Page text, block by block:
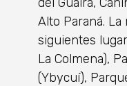
Alto Paraná.
siguientes
La Colmena),
(Ybycuí),